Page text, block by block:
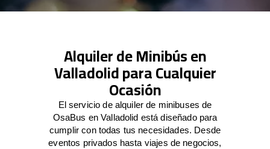
Alquiler de Minibús en
Valladolid para Cualquier
Ocasión
El servicio de alquiler de minibuses de
OsaBus en Valladolid está diseñado para
cumplir con todas tus necesidades. Desde
eventos privados hasta viajes de negocios,